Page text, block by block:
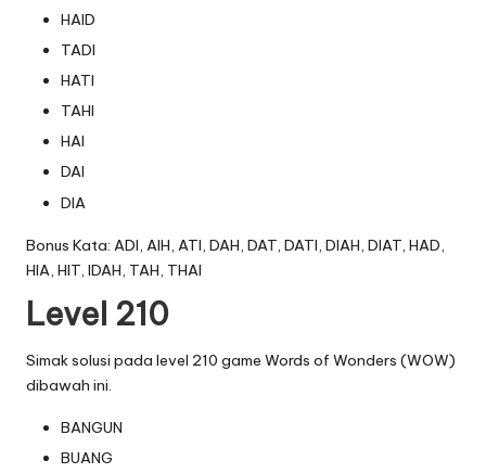
HAID
TADI
HATI
TAHI
HAI
DAI
DIA
Bonus Kata: ADI, AIH, ATI, DAH, DAT, DATI, DIAH, DIAT, HAD,
HIA, HIT, IDAH, TAH, THAI
Level 210
Simak solusi pada level 210 game Words of Wonders (WOW)
dibawah ini.
BANGUN
BUANG